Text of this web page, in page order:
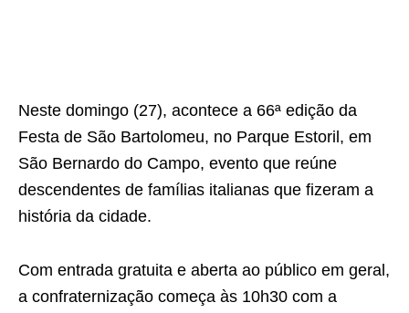
Neste domingo (27), acontece a 66ª edição da
Festa de São Bartolomeu, no Parque Estoril, em
São Bernardo do Campo, evento que reúne
descendentes de famílias italianas que fizeram a
história da cidade.
Com entrada gratuita e aberta ao público em geral,
a confraternização começa às 10h30 com a